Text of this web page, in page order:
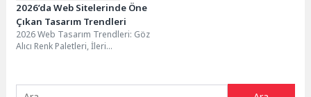
2026’da Web Sitelerinde Öne
Çıkan Tasarım Trendleri
2026 Web Tasarım Trendleri: Göz
Alıcı Renk Paletleri, İleri